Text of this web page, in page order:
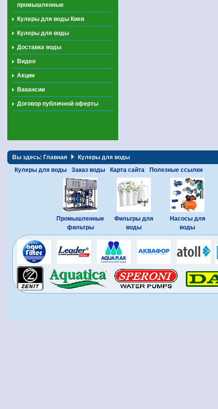
промышленные
Кулеры для воды Киев
Кулеры для воды
Доставка воды
Видео
Акции
Вакансии
Договор публичной оферты
Вы здесь: Главная
Кулеры для воды
Кулеры для воды
Заказ воды Карта сайта Полезные ссылки
Промышленные
фильтры
Фильтры для
воды
Насосы для
воды